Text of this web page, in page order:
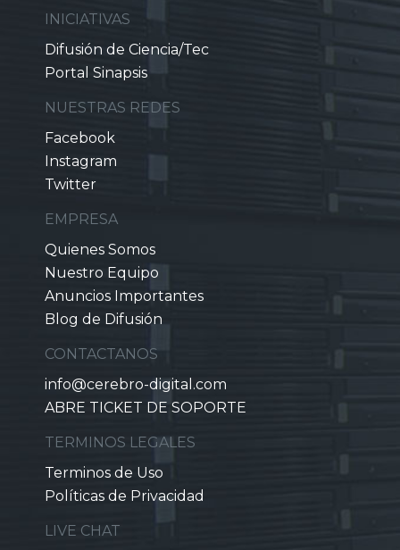
INICIATIVAS
Difusión de Ciencia/Tec
Portal Sinapsis
NUESTRAS REDES
Facebook
Instagram
Twitter
EMPRESA
Quienes Somos
Nuestro Equipo
Anuncios Importantes
Blog de Difusión
CONTACTANOS
info@cerebro-digital.com
ABRE TICKET DE SOPORTE
TERMINOS LEGALES
Terminos de Uso
Políticas de Privacidad
LIVE CHAT